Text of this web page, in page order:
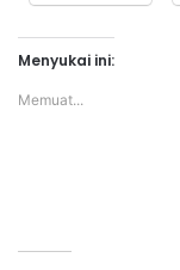
Menyukai ini:
Memuat...